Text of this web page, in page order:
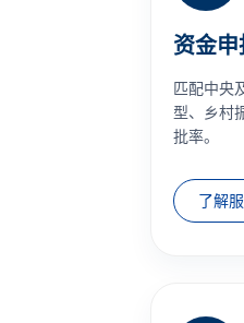
资金
匹配中央
型、乡村
批率。
了解